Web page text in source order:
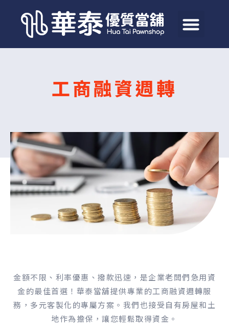
工商融資週轉
金額不限、利率優惠、撥款迅速，是企業老闆們急用資
金的最佳首選！華泰當舖提供專業的工商融資週轉服
務，多元客製化的專屬方案。我們也接受自有房屋和土
地作為擔保，讓您輕鬆取得資金。